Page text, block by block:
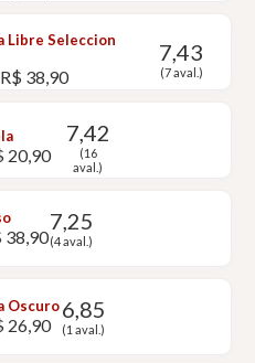
Libre Seleccion
38,90
7,43
(7 aval.)
20,90
7,42
(16
aval.)
38,90
7,25
(4 aval.)
Oscuro
26,90
6,85
(1 aval.)